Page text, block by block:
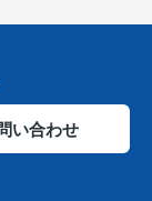
い合わせ